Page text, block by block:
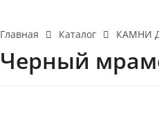
Главная Каталог КАМНИ
Черный